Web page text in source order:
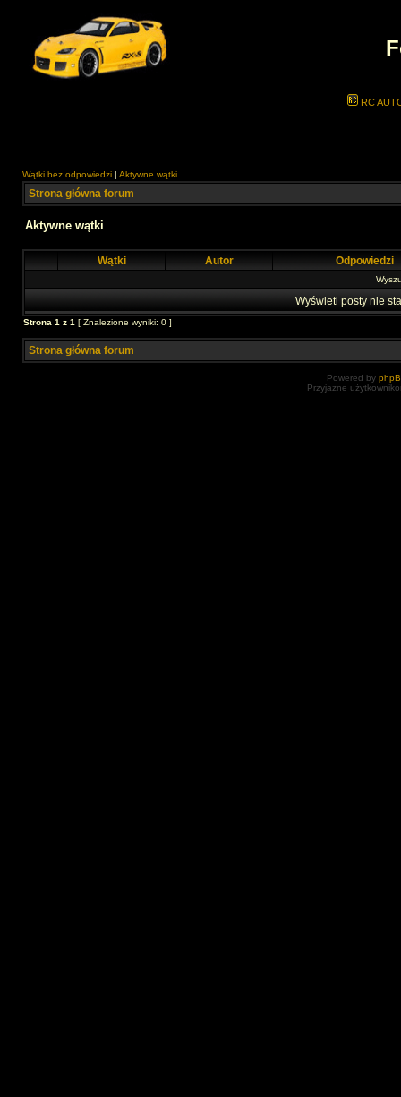
RC
Wątki bez odpowiedzi | Aktywne wątki
Strona główna forum
Aktywne wątki
Wątki Autor Odpowiedzi
Wyświetl posty nie
Strona 1 z 1 [ Znalezione wyniki: 0 ]
Strona główna forum
Powered by
Przyjazne